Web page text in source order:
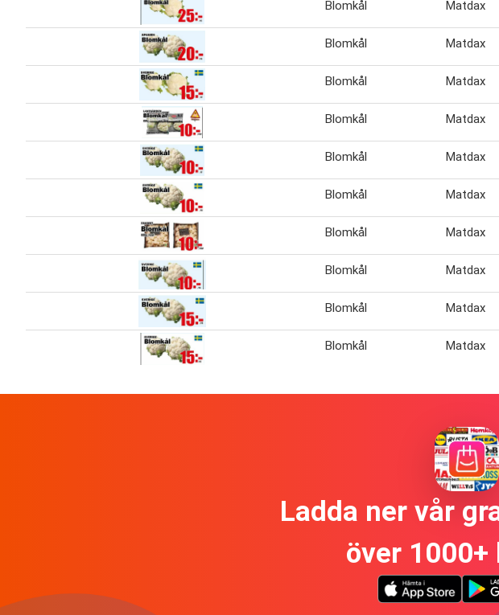
Blomkål Matdax
Blomkål Matdax
Blomkål Matdax
Blomkål Matdax
Blomkål Matdax
Blomkål Matdax
Blomkål Matdax
Blomkål Matdax
Blomkål Matdax
Blomkål Matdax
Ladda ner vår
över